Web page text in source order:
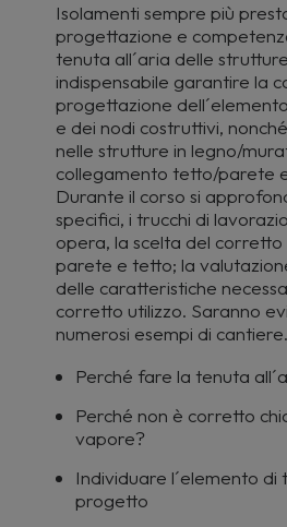
Isolamenti sempre più
progettazione e
tenuta all´aria delle strutture
indispensabile garantire la
progettazione
e dei nodi costruttivi,
nelle strutture in legno/
collegamento tetto/parete
Durante il corso si
specifici, i trucchi di
opera, la scelta del
parete e tetto; la
delle caratteristiche
corretto utilizzo. Saranno
numerosi esempi di cantiere.
Perché fare la tenuta
Perché non è corretto
vapore?
Individuare l´elemento di
progetto